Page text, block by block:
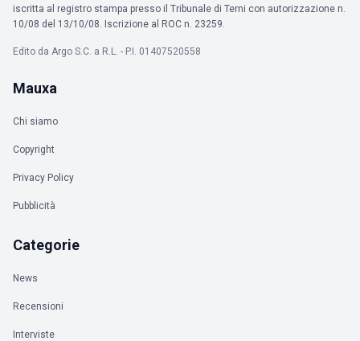
iscritta al registro stampa presso il Tribunale di Terni con autorizzazione n.
10/08 del 13/10/08. Iscrizione al ROC n. 23259.
Edito da Argo S.C. a R.L. - P.I. 01407520558
Mauxa
Chi siamo
Copyright
Privacy Policy
Pubblicità
Categorie
News
Recensioni
Interviste